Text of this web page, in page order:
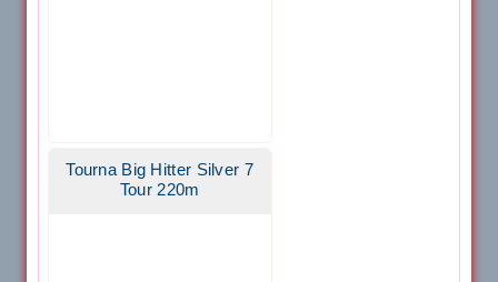
Tourna Big Hitter Silver 7
Tour 220m